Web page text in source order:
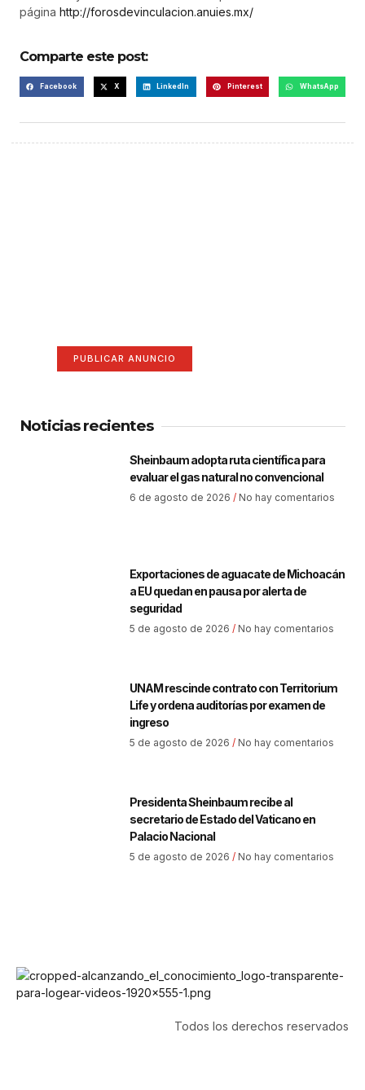
página http://forosdevinculacion.anuies.mx/
Comparte este post:
Facebook X LinkedIn Pinterest WhatsApp
PUBLICAR ANUNCIO
Noticias recientes
Sheinbaum adopta ruta científica para
evaluar el gas natural no convencional
6 de agosto de 2026 No hay comentarios
Exportaciones de aguacate de Michoacán
a EU quedan en pausa por alerta de
seguridad
5 de agosto de 2026 No hay comentarios
UNAM rescinde contrato con Territorium
Life y ordena auditorías por examen de
ingreso
5 de agosto de 2026 No hay comentarios
Presidenta Sheinbaum recibe al
secretario de Estado del Vaticano en
Palacio Nacional
5 de agosto de 2026 No hay comentarios
Todos los derechos reservados